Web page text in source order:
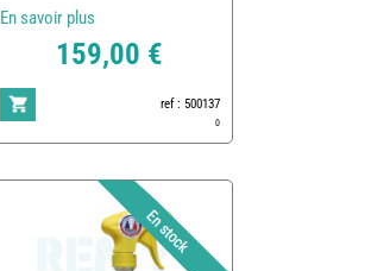
En savoir plus
159,00 €
ref : 500137
0